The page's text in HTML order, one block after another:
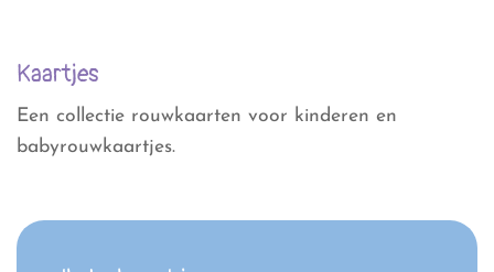
Kaartjes
Een collectie rouwkaarten voor kinderen en
babyrouwkaartjes.